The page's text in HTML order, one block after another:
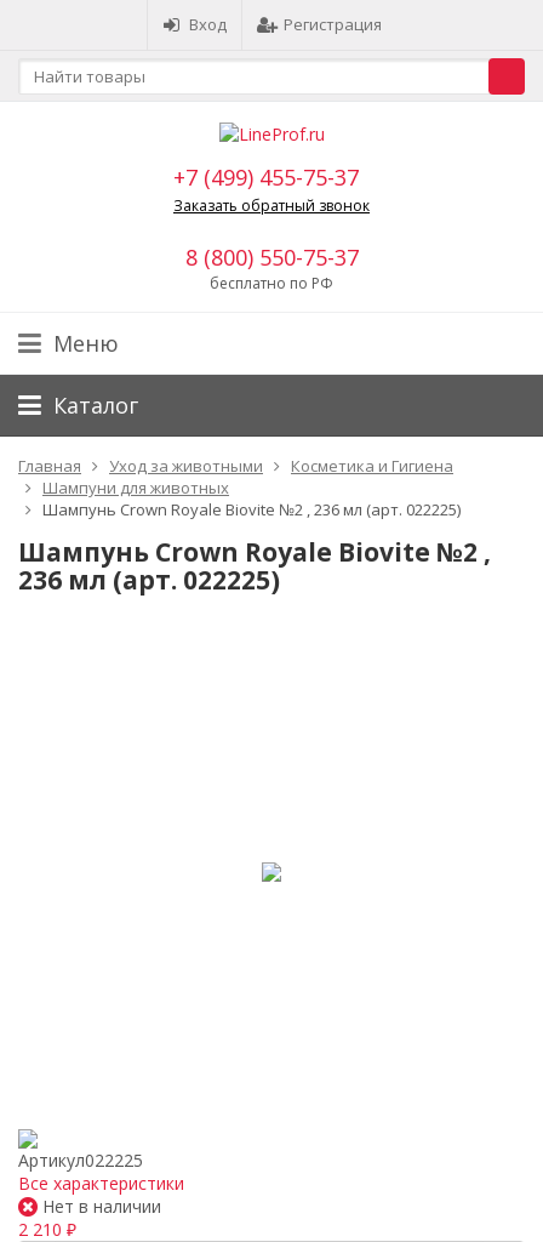
Вход Регистрация
+7 (499) 455-75-37
Заказать обратный звонок
8 (800) 550-75-37
бесплатно по РФ
Меню
Каталог
Главная Уход за животными
Косметика и Гигиена
Шампуни для животных
Шампунь Crown Royale Biovite №2 , 236 мл (арт. 022225)
Шампунь Crown Royale Biovite №2 ,
236 мл (арт. 022225)
Артикул022225
Все характеристики
Нет в наличии
2 210 ₽